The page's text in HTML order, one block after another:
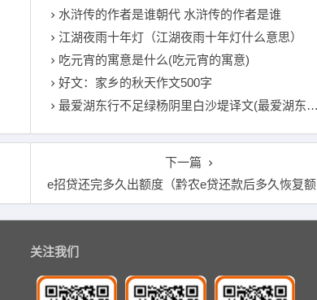
水浒传的作者是谁朝代 水浒传的作者是谁
江湖夜雨十年灯（江湖夜雨十年灯什么意思）
吃元宵的寓意是什么(吃元宵的寓意)
好文：家乡的秋天作文500字
最爱湖东行不足绿杨阴里白沙堤译文(最爱湖东行不足绿杨阴里白沙堤的意思)
下一篇
e招贷还完多久出额度（黔农e贷还款后多久恢复额度）
关注我们